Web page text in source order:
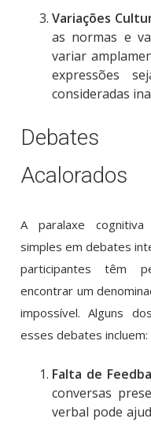
Variações
as normas e
variar
expressões
consideradas
Debates
Acalorados
A paralaxe
simples em debates
participantes têm
encontrar um
impossível. Alguns
esses debates incluem:
Falta de
conversas
verbal pode